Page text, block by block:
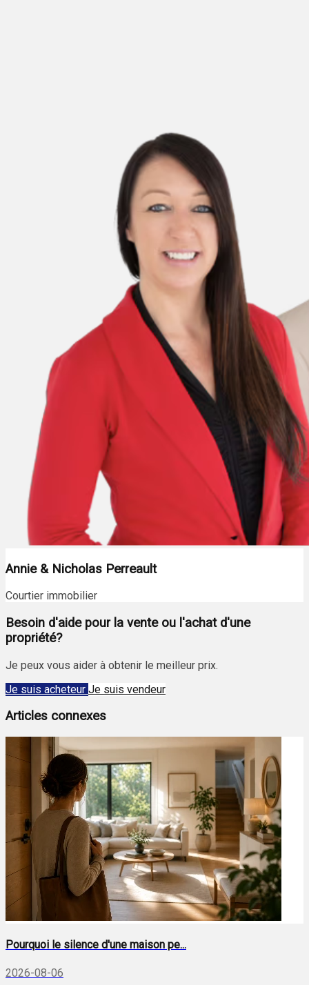
Annie & Nicholas Perreault
Courtier immobilier
Besoin d'aide pour la vente ou l'achat d'une
propriété?
Je peux vous aider à obtenir le meilleur prix.
Je suis acheteur Je suis vendeur
Articles connexes
Pourquoi le silence d'une maison pe...
2026-08-06